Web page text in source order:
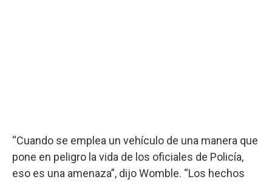
“Cuando se emplea un vehículo de una manera que
pone en peligro la vida de los oficiales de Policía,
eso es una amenaza”, dijo Womble. “Los hechos